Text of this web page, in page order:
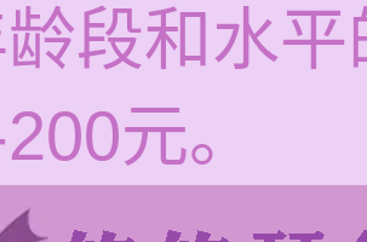
段和水
元。